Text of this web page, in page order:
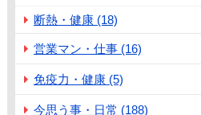
断熱・健康 (18)
営業マン・仕事 (16)
免疫力・健康 (5)
今思う事・日常 (188)